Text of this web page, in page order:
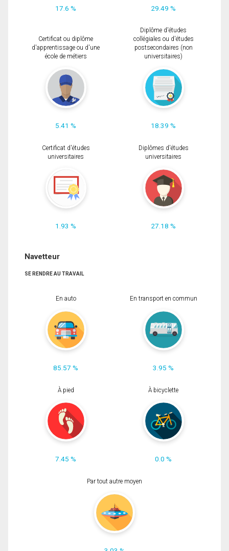
17.6 % 29.49 %
Certificat ou diplôme
d'apprentissage ou d'une
école de métiers
5.41 %
Diplôme d'études
collégiales ou d'études
postsecondaires (non
universitaires)
18.39 %
Certificat d'études
universitaires
1.93 %
Diplômes d'études
universitaires
27.18 %
Navetteur
SE RENDRE AU TRAVAIL
En auto
85.57 %
En transport en commun
3.95 %
À pied
7.45 %
À bicyclette
0.0 %
Par tout autre moyen